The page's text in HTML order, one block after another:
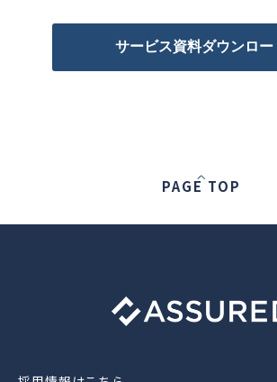
サービス資料ダウンロー
PAGE TOP